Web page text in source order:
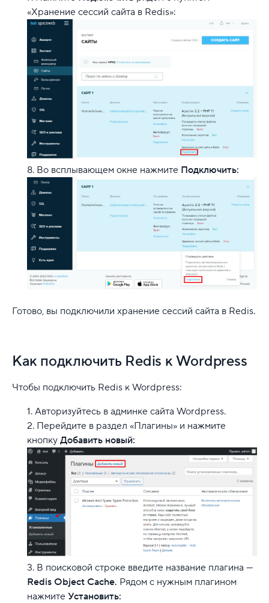
«Хранение сессий сайта в Redis»:
Во всплывающем окне нажмите Подключить:
Готово, вы подключили хранение сессий сайта в Redis.
Как подключить Redis к Wordpress
Чтобы подключить Redis к Wordpress:
Авторизуйтесь в админке сайта Wordpress.
Перейдите в раздел «Плагины» и нажмите
кнопку Добавить новый:
В поисковой строке введите название плагина —
Redis Object Cache. Рядом с нужным плагином
нажмите Установить: